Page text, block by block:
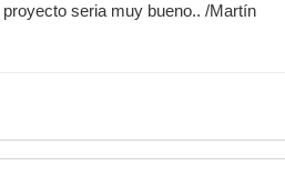
seria muy bueno.. /Martín